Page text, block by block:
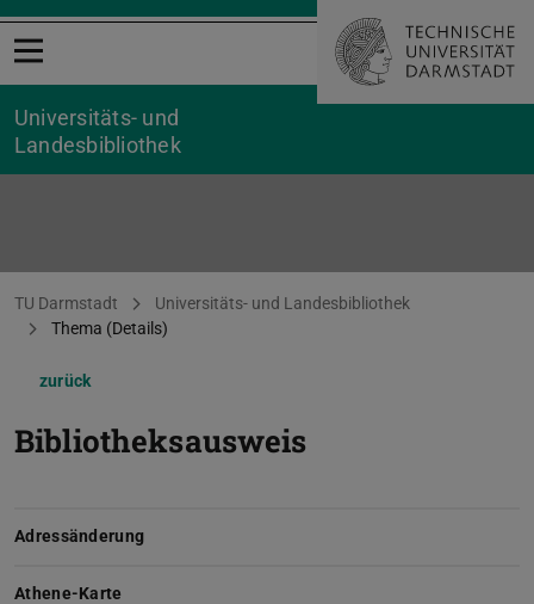
Menü öffnen
Universitäts- und
Landesbibliothek
Sie befinden sich hier:
TU Darmstadt
Universitäts- und Landesbibliothek
Thema (Details)
zurück
Bibliotheksausweis
Adressänderung
Athene-Karte